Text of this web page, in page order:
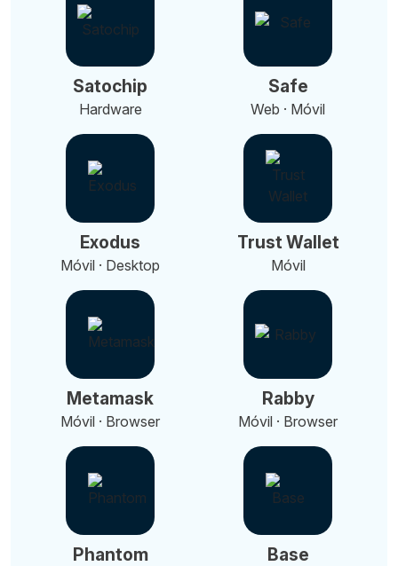
Satochip
Hardware
Safe
Web · Móvil
Exodus
Móvil · Desktop
Trust Wallet
Móvil
Metamask
Móvil · Browser
Rabby
Móvil · Browser
Phantom Base